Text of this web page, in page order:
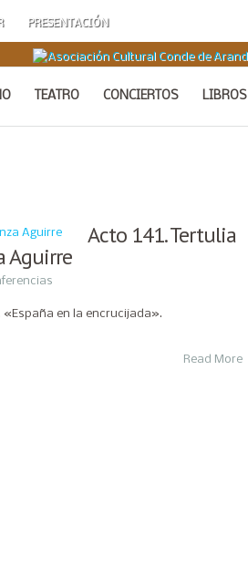
PRESENTACIÓN
TEATRO CONCIERTOS LIBROS
Acto 141. Tertulia
Aguirre
«España en la encrucijada».
Read More